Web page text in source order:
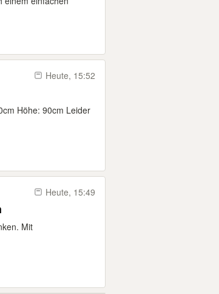
Heute, 15:52
Höhe: 90cm Leider
Heute, 15:49
Mit